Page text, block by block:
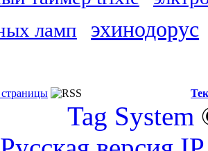
ламп
эхинодорус
Tag System